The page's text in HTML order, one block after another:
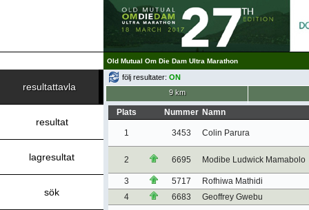
Old Mutual Om Die Dam Ultra Marathon
resultattavla
resultat
lagresultat
sök
följ resultater: ON
9 km
Plats Nummer Namn
1 3453 Colin Parura
2 6695 Modibe Ludwick Mamabolo
3 5717
Rofhiwa Mathidi
4
6683 Geoffrey Gwebu